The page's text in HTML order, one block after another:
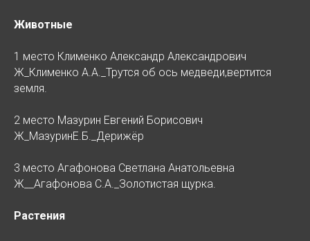
Животные
1 место Клименко Александр Александрович
Ж_Клименко А.А._Трутся об ось медведи,вертится
земля.
2 место Мазурин Евгений Борисович
Ж_МазуринЕ.Б._Дерижёр
3 место Агафонова Светлана Анатольевна
Ж__Агафонова С.А._Золотистая щурка.
Растения